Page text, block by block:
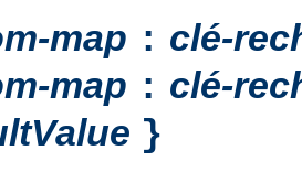
map : clé-
map : clé-
}